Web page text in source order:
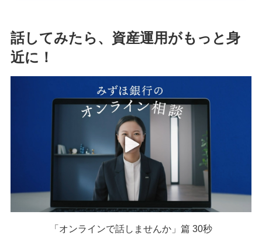
不正利用に関するお問い合わせ
マネー・ローンダリングについて
よくあるご質問
みずほ銀行について
話してみたら、資産運用がもっと身
近に！
「オンラインで話しませんか」篇 30秒